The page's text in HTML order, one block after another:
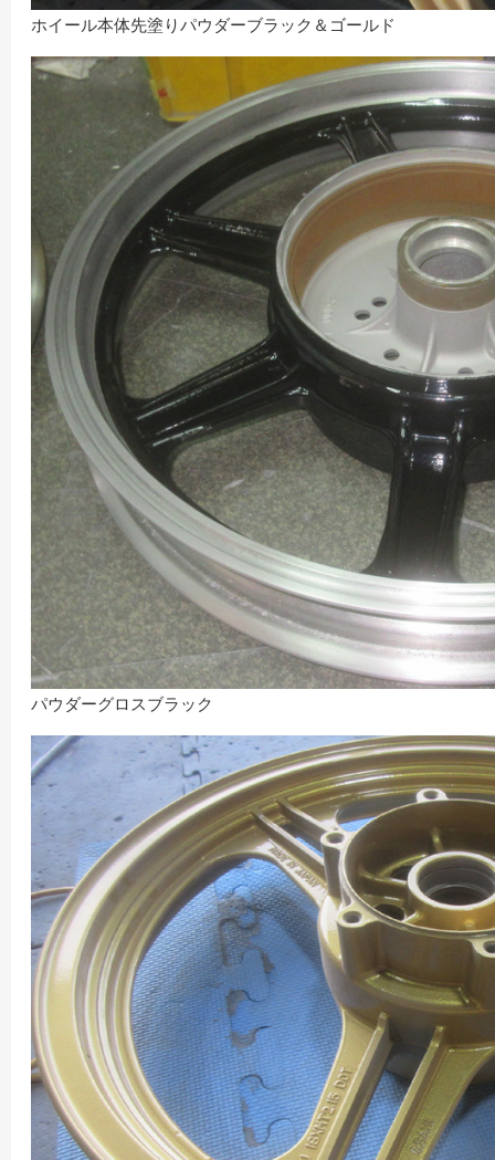
ホイール本体先塗りパウダーブラック＆ゴールド
パウダーグロスブラック